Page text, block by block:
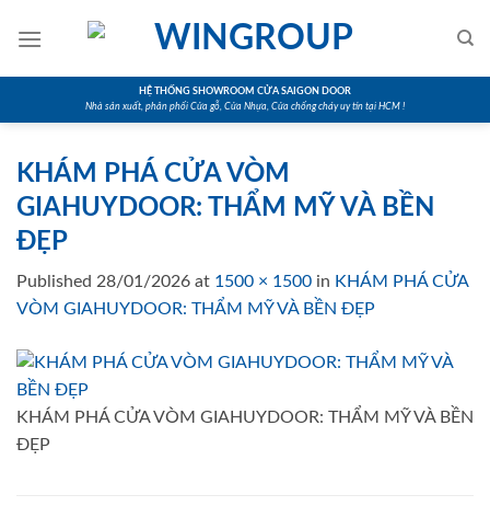
HỆ THỐNG SHOWROOM CỬA SAIGON DOOR
Nhà sản xuất, phân phối Cửa gỗ, Cửa Nhựa, Cửa chống cháy uy tín tại HCM !
KHÁM PHÁ CỬA VÒM
GIAHUYDOOR: THẨM MỸ VÀ BỀN
ĐẸP
Published 28/01/2026 at 1500 × 1500 in KHÁM PHÁ CỬA
VÒM GIAHUYDOOR: THẨM MỸ VÀ BỀN ĐẸP
KHÁM PHÁ CỬA VÒM GIAHUYDOOR: THẨM MỸ VÀ BỀN
ĐẸP